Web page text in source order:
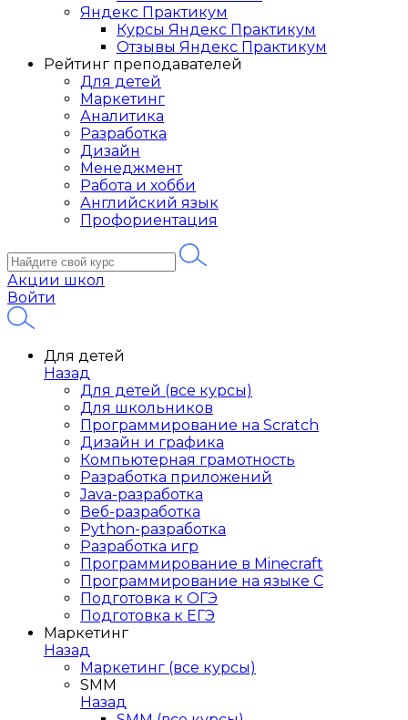
Яндекс Практикум
Курсы Яндекс Практикум
Отзывы Яндекс Практикум
Рейтинг преподавателей
Для детей
Маркетинг
Аналитика
Разработка
Дизайн
Менеджмент
Работа и хобби
Английский язык
Профориентация
Акции школ
Войти
Для детей
Назад
Для детей (все курсы)
Для школьников
Программирование на Scratch
Дизайн и графика
Компьютерная грамотность
Разработка приложений
Java-разработка
Веб-разработка
Python-разработка
Разработка игр
Программирование в Minecraft
Программирование на языке C
Подготовка к ОГЭ
Подготовка к ЕГЭ
Маркетинг
Назад
Маркетинг (все курсы)
SMM
Назад